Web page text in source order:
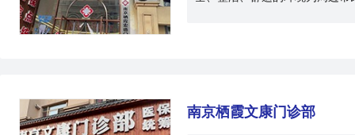
南京栖霞文康门诊部